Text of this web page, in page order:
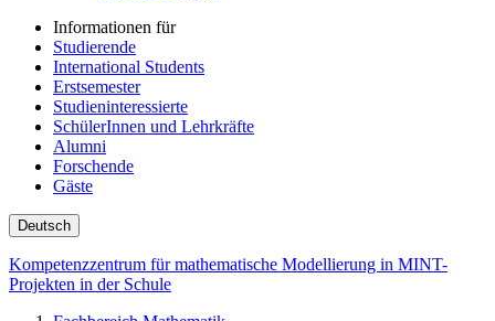
Informationen für
Studierende
International Students
Erstsemester
Studieninteressierte
SchülerInnen und Lehrkräfte
Alumni
Forschende
Gäste
Deutsch
Kompetenzzentrum für mathematische Modellierung in MINT-
Projekten in der Schule